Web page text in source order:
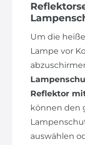
Um die
Lampe vor
Reflektor
können den
auswählen